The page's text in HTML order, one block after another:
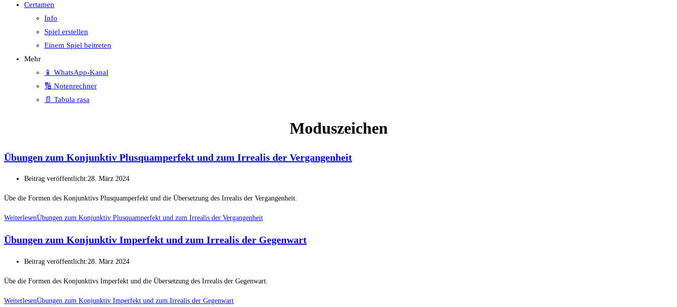
Certamen
Info
Spiel erstellen
Einem Spiel beitreten
Mehr
📱 WhatsApp-Kanal
🔢 Notenrechner
📄 Tabula rasa
Moduszeichen
Übungen zum Konjunktiv Plusquamperfekt und zum Irrealis der Vergangenheit
Beitrag veröffentlicht:28. März 2024
Übe die Formen des Konjunktivs Plusquamperfekt und die Übersetzung des Irrealis der Vergangenheit.
WeiterlesenÜbungen zum Konjunktiv Plusquamperfekt und zum Irrealis der Vergangenheit
Übungen zum Konjunktiv Imperfekt und zum Irrealis der Gegenwart
Beitrag veröffentlicht:28. März 2024
Übe die Formen des Konjunktivs Imperfekt und die Übersetzung des Irrealis der Gegenwart.
WeiterlesenÜbungen zum Konjunktiv Imperfekt und zum Irrealis der Gegenwart